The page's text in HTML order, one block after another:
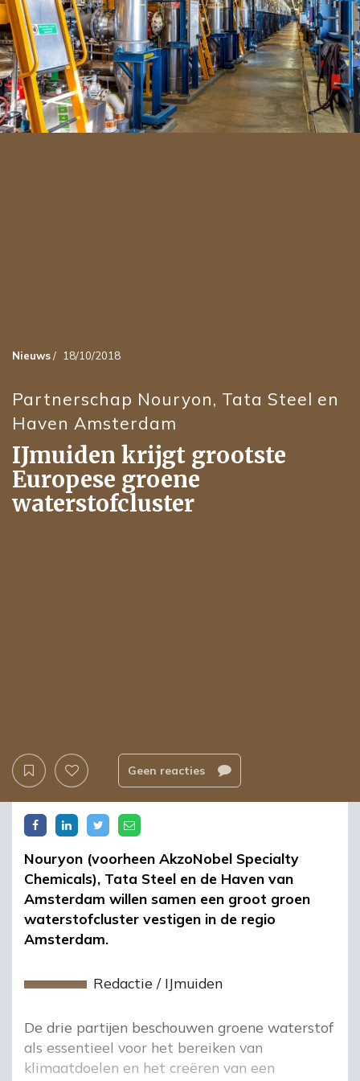
Nieuws/ 18/10/2018
Partnerschap Nouryon, Tata Steel en
Haven Amsterdam
IJmuiden krijgt grootste
Europese groene
waterstofcluster
Geen reacties
Nouryon (voorheen AkzoNobel Specialty
Chemicals), Tata Steel en de Haven van
Amsterdam willen samen een groot groen
waterstofcluster vestigen in de regio
Amsterdam.
Redactie / IJmuiden
De drie partijen beschouwen groene waterstof
als essentieel voor het bereiken van
klimaatdoelen en het creëren van een